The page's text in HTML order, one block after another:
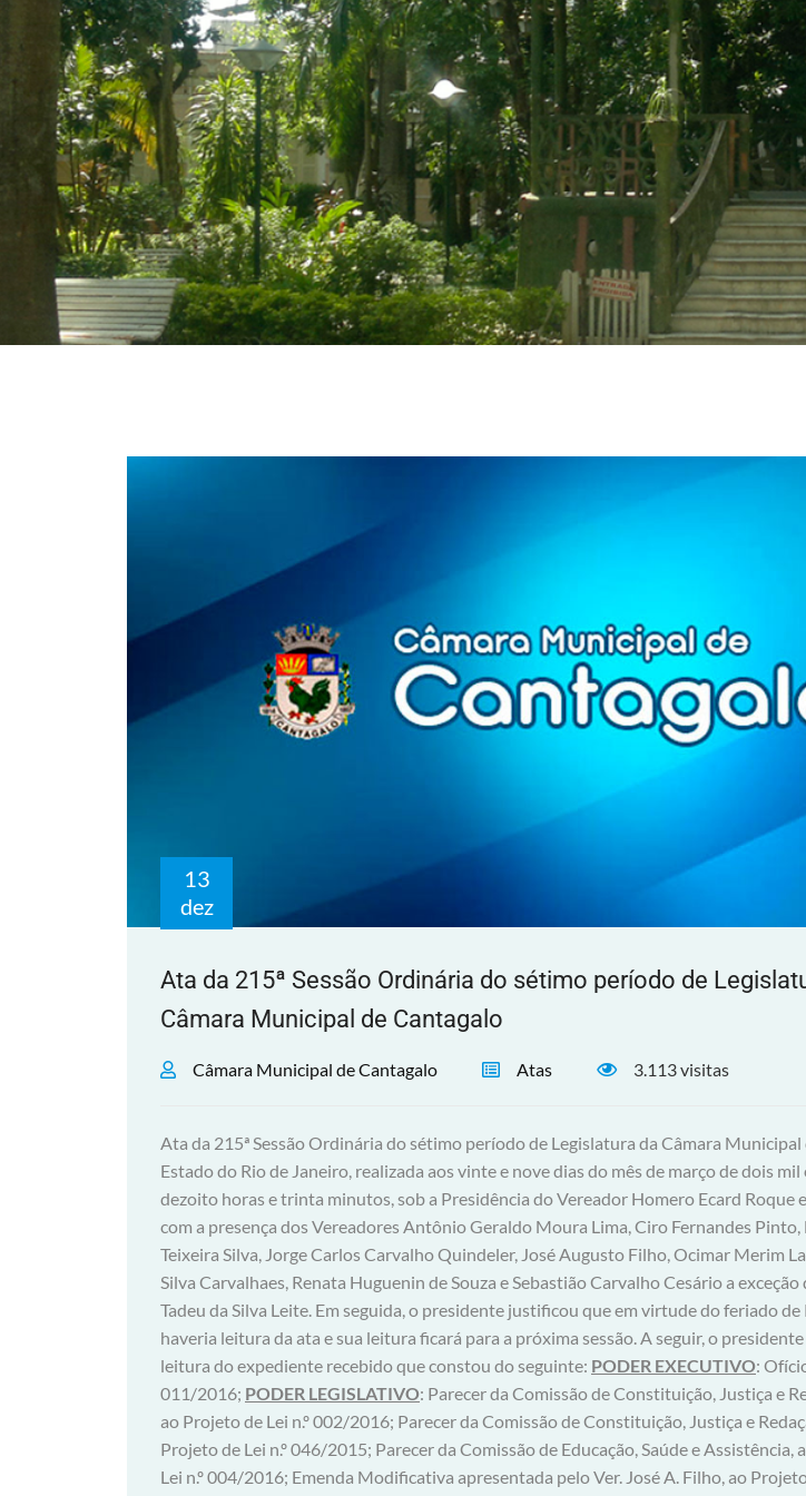
13
dez
Ata da 215ª Sessão Ordinária do sétimo período de
Câmara Municipal de Cantagalo
Câmara Municipal de Cantagalo Atas 3.113 visitas
Ata da 215ª Sessão Ordinária do sétimo período de Legislatura da Câmara Municipal
Estado do Rio de Janeiro, realizada aos vinte e nove dias do mês de março de dois mil
dezoito horas e trinta minutos, sob a Presidência do Vereador Homero Ecard Roque
com a presença dos Vereadores Antônio Geraldo Moura Lima, Ciro Fernandes Pinto,
Teixeira Silva, Jorge Carlos Carvalho Quindeler, José Augusto Filho, Ocimar Merim
Silva Carvalhaes, Renata Huguenin de Souza e Sebastião Carvalho Cesário a exceção
Tadeu da Silva Leite. Em seguida, o presidente justificou que em virtude do feriado de
haveria leitura da ata e sua leitura ficará para a próxima sessão. A seguir, o
leitura do expediente recebido que constou do seguinte: PODER EXECUTIVO:
011/2016; PODER LEGISLATIVO: Parecer da Comissão de Constituição, Justiça e
ao Projeto de Lei n.º 002/2016; Parecer da Comissão de Constituição, Justiça e
Projeto de Lei n.º 046/2015; Parecer da Comissão de Educação, Saúde e Assistência,
Lei n.º 004/2016; Emenda Modificativa apresentada pelo Ver. José A. Filho, ao Projeto